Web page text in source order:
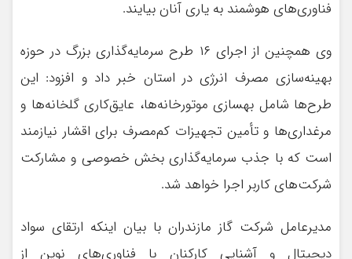
فناوری‌های هوشمند به یاری آنان بیایند.
وی همچنین از اجرای ۱۶ طرح سرمایه‌گذاری بزرگ در حوزه
بهینه‌سازی مصرف انرژی در استان خبر داد و افزود: این
طرح‌ها شامل بهسازی موتورخانه‌ها، عایق‌کاری گلخانه‌ها و
مرغداری‌ها و تأمین تجهیزات کم‌مصرف برای اقشار نیازمند
است که با جذب سرمایه‌گذاری بخش خصوصی و مشارکت
شرکت‌های کاربر اجرا خواهد شد.
مدیرعامل شرکت گاز مازندران با بیان اینکه ارتقای سواد
دیجیتال و آشنایی کارکنان با فناوری‌های نوین از